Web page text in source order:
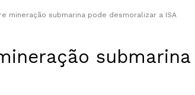
mineração submarina pode desmoralizar a ISA
submarina